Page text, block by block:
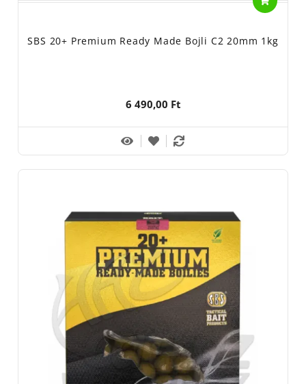
SBS 20+ Premium Ready Made Bojli C2 20mm 1kg
6 490,00 Ft